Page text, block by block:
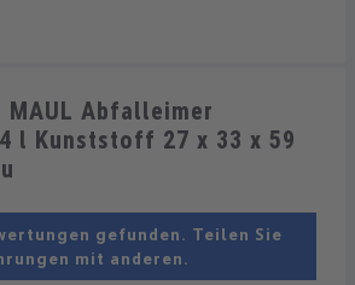
MAUL Abfalleimer
l Kunststoff 27 x 33 x 59
gefunden. Teilen Sie
mit anderen.